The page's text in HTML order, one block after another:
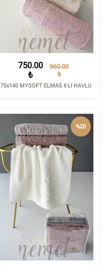
750.00
₺
960.00
₺
70x140 MYSOFT ELMAS 6'LI HAVLU
%20